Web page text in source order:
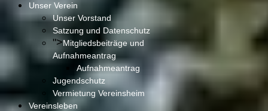
Unser Verein
Unser Vorstand
Satzung und Datenschutz
">Mitgliedsbeiträge und
Aufnahmeantrag
Aufnahmeantrag
Jugendschutz
Vermietung Vereinsheim
Vereinsleben